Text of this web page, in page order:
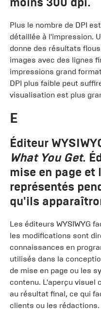
Plus le nombre de DPI
détaillée à l'impression.
donne des résultats
images avec des lignes
impressions grand
DPI plus faible peut
visualisation est plus
E
Éditeur
What You Get.
mise en page et
représentés
qu'ils
Les éditeurs WYSIWYG
les modifications sont
connaissances en
utilisés dans la
de mise en page ou les
contenu. L'aperçu visuel
au résultat final, ce qui
clients ou les rédactions.